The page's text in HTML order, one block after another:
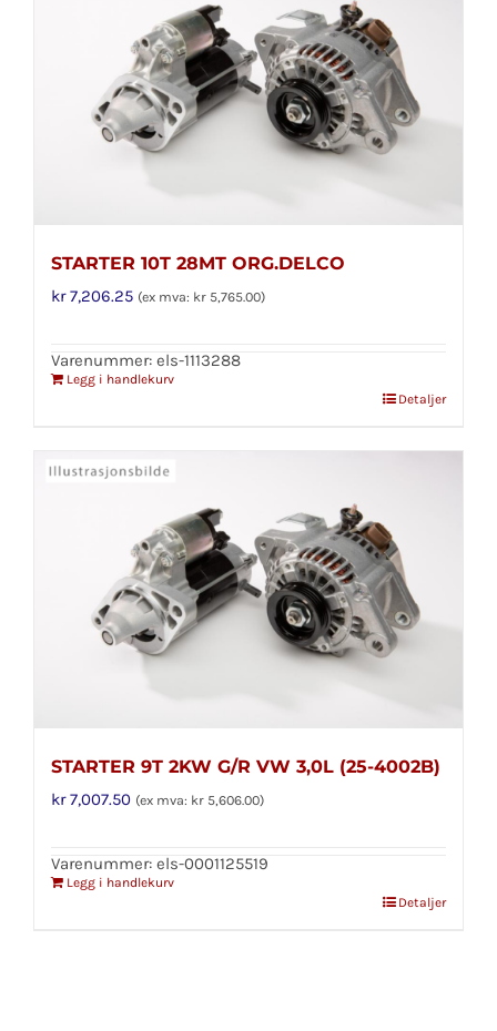
STARTER 10T 28MT ORG.DELCO
kr7,206.25 (ex mva: kr 5,765.00)
Varenummer: els-1113288
Legg i handlekurv
Detaljer
STARTER 9T 2KW G/R VW 3,0L (25-4002B)
kr7,007.50 (ex mva: kr 5,606.00)
Varenummer: els-0001125519
Legg i handlekurv
Detaljer